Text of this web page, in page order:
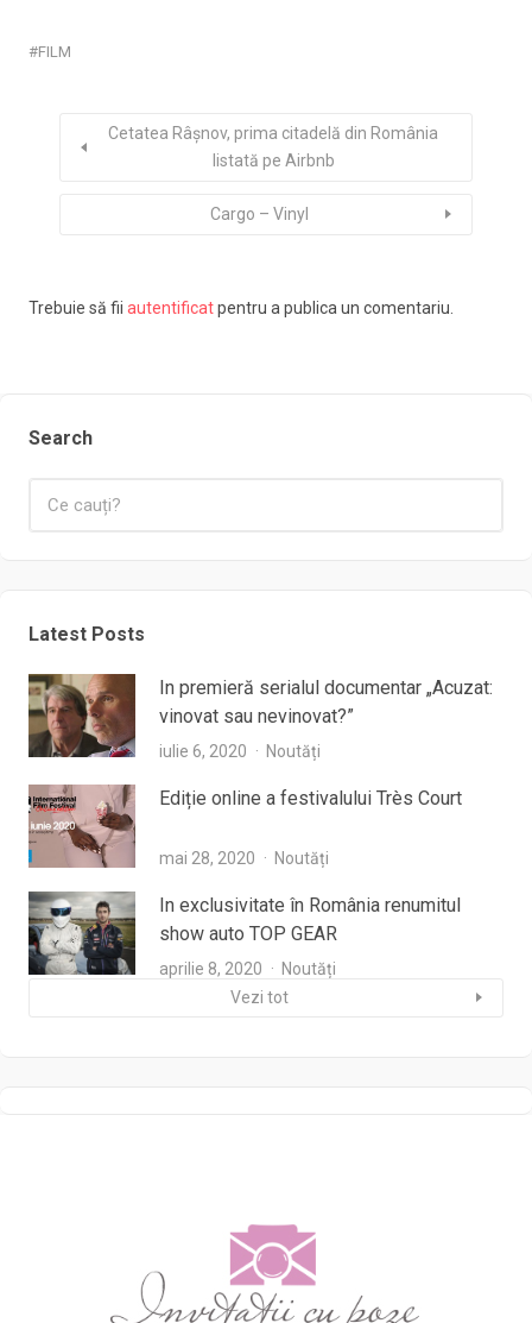
FILM
Cetatea Râșnov, prima citadelă din România
listată pe Airbnb
Cargo – Vinyl
Trebuie să fii autentificatpentru a publica un comentariu.
Search
Latest Posts
In premieră serialul documentar „Acuzat:
vinovat sau nevinovat?”
iulie 6, 2020 Noutăți
Ediție online a festivalului Très Court
mai 28, 2020 Noutăți
In exclusivitate în România renumitul
show auto TOP GEAR
aprilie 8, 2020
Noutăți
Vezi tot